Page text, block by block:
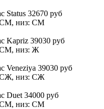
Status 32670 руб
СМ, низ: СМ
Kapriz 39030 руб
СМ, низ: Ж
Veneziya 39030 руб
СЖ, низ: СЖ
Duet 34000 руб
СМ, низ: СМ